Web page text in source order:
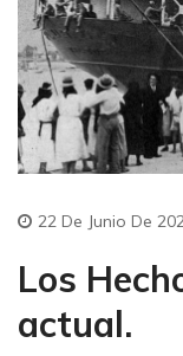
22 De Junio De
Los
actual.